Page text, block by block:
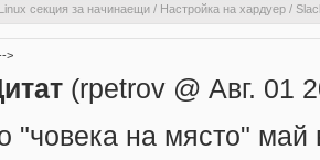
Linux секция за начинаещи/ Настройка на хардуер/
>
(rpetrov @ Авг. 01
"човека на място"